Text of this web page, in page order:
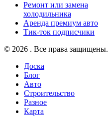
Ремонт или замена
холодильника
Аренда премиум авто
Тик-ток подписчики
© 2026 . Все права защищены.
Доска
Блог
Авто
Строительство
Разное
Карта